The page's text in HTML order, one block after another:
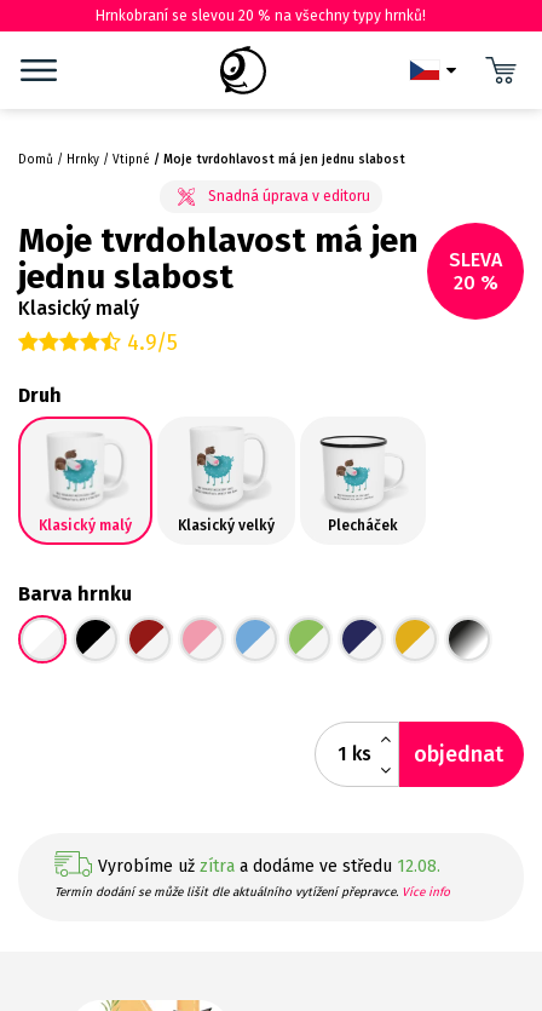
Hrnkobraní se slevou 20 % na všechny typy hrnků!
Domů Hrnky Vtipné Moje tvrdohlavost má jen jednu slabost
SLEVA
20 %
Moje tvrdohlavost má jen
jednu slabost
Klasický malý
4.9/5
Druh
Klasický malý Klasický velký Plecháček
Barva hrnku
ks objednat
Vyrobíme už zítra a dodáme ve středu 12.08.
Termín dodání se může lišit dle aktuálního vytížení přepravce. Více info